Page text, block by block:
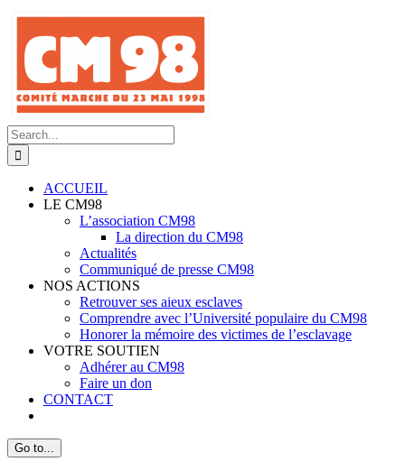
Skip
content
Search
for:
ACCUEIL
LE CM98
L’association CM98
La direction du CM98
Actualités
Communiqué de presse CM98
NOS ACTIONS
Retrouver ses aieux esclaves
Comprendre avec l’Université populaire du CM98
Honorer la mémoire des victimes de l’esclavage
VOTRE SOUTIEN
Adhérer au CM98
Faire un don
CONTACT
Go to...